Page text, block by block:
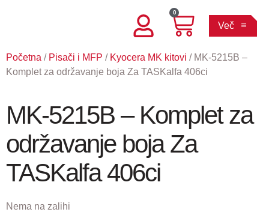
0
Več
Početna / Pisači i MFP / Kyocera MK kitovi / MK-5215B –
Komplet za održavanje boja Za TASKalfa 406ci
MK-5215B – Komplet za
održavanje boja Za
TASKalfa 406ci
Nema na zalihi